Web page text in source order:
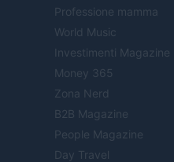
Professione mamma
World Music
Investimenti Magazine
Money 365
Zona Nerd
B2B Magazine
People Magazine
Day Travel